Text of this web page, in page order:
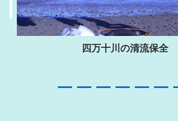
サスティナブルシマント